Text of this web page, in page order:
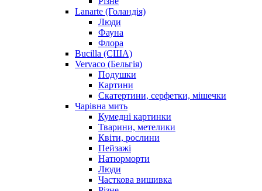
Lanarte (Голандія)
Люди
Фауна
Флора
Bucilla (США)
Vervaco (Бельгія)
Подушки
Картини
Скатертини, серфетки, мішечки
Чарiвна мить
Кумедні картинки
Тварини, метелики
Квіти, рослини
Пейзажі
Натюрморти
Люди
Часткова вишивка